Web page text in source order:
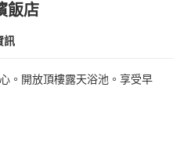
飯店
訊
。開放頂樓露天浴池。享受早